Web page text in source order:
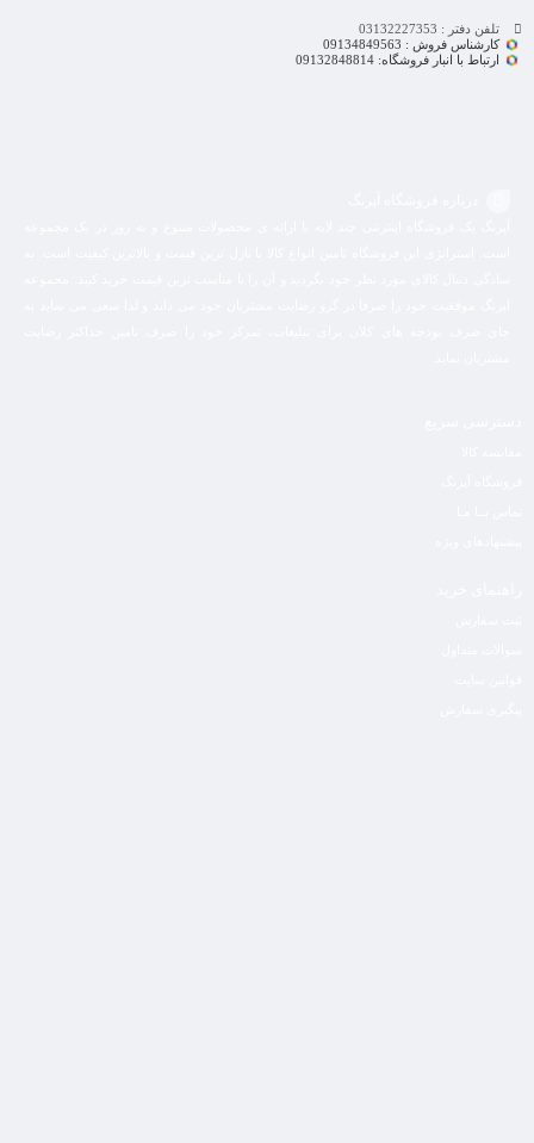
تلفن دفتر : 03132227353
کارشناس فروش : 09134849563
ارتباط با انبار فروشگاه: 09132848814